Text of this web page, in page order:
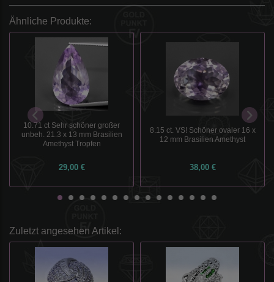
Ähnliche Produkte:
10.71 ct Sehr schöner großer
unbeh. 21.3 x 13 mm Brasilien
Amethyst Tropfen
29,00 €
8.15 ct. VS! Schöner ovaler 16 x
12 mm Brasilien Amethyst
38,00 €
Zuletzt angesehen Artikel: